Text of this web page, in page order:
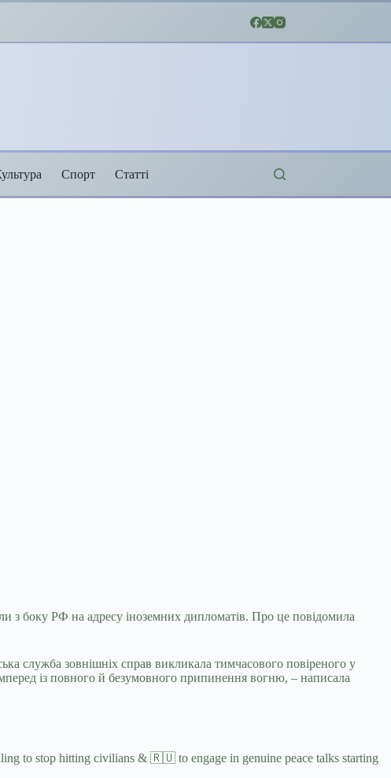
Спорт Статті
з боку РФ на адресу іноземних дипломатів. Про це повідомила
служба зовнішніх справ викликала тимчасового повіреного у
із повного й безумовного припинення вогню, – написала
to stop hitting civilians & 🇷🇺 to engage in genuine peace talks starting